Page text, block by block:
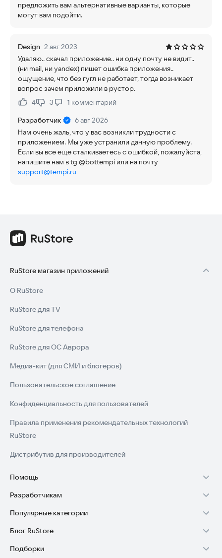
предложить вам альтернативные варианты, которые
могут вам подойти.
Design 2 авг 2023
Удаляю.. скачал приложение.. ни одну почту не видит..
(ни mail, ни yandex) пишет ошибка приложения..
ощущение, что без гугл не работает, тогда возникает
вопрос зачем приложили в рустор.
Нравится:
4Не нравится:
3 1 комментарий
Разработчик
6 авг 2026
Нам очень жаль, что у вас возникли трудности с
приложением. Мы уже устранили данную проблему.
Если вы все еще сталкиваетесь с ошибкой, пожалуйста,
напишите нам в tg @bottempi или на почту
support@tempi.ru
RuStore магазин приложений
О RuStore
RuStore для TV
RuStore для телефона
RuStore для ОС Аврора
Медиа-кит (для СМИ и блогеров)
Пользовательское соглашение
Конфиденциальность для пользователей
Правила применения рекомендательных технологий
RuStore
Дистрибутив для производителей
Помощь
Установка RuStore на TV
Установка RuStore на телефон
Установка RuStore в машину
Помощь пользователям RuStore
Разработчикам
Зарабатывать с RuStore
Стать разработчиком
Доступ к RuStore Консоль
Популярные категории
Игры для Android
Приложения банков
Блог RuStore
Обзоры игр для Android 2025
Подборки